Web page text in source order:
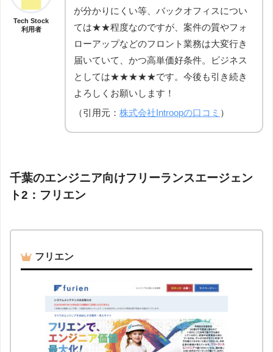
Tech Stock
利用者
が分かりにくい等、バックオフィスについ
ては★★程度なのですが、案件の質やフォ
ローアップなどのフロント業務は大変行き
届いていて、かつ高単価好条件。ビジネス
としては★★★★★です。今後も引き続き
よろしくお願いします！
（引用元： 株式会社Introopの口コミ ）
千葉のエンジニア向けフリーランスエージェン
ト2：フリエン
フリエン